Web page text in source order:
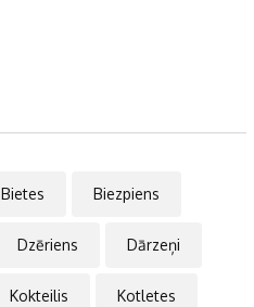
Bietes Biezpiens
Dzēriens Dārzeņi
Kokteilis Kotletes